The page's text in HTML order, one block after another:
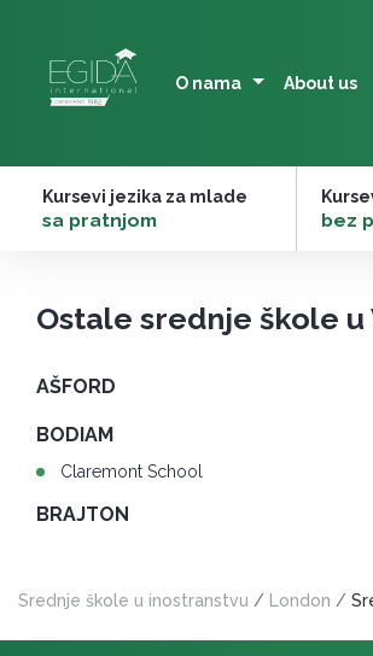
content
O nama About us
Kursevi jezika za mlade
–
sa pratnjom –
bez
Ostale srednje škole
AŠFORD
BODIAM
Claremont School
BRAJTON
EFFINGHAM
Srednje škole u inostranstvu / London /